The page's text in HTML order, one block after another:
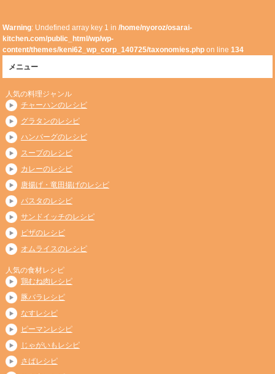
Warning: Undefined array key 1 in/home/nyoroz/osarai-
kitchen.com/public_html/wp/wp-
content/themes/keni62_wp_corp_140725/taxonomies.php on line134
メニュー
人気の料理ジャンル
チャーハンのレシピ
グラタンのレシピ
ハンバーグのレシピ
スープのレシピ
カレーのレシピ
唐揚げ・竜田揚げのレシピ
パスタのレシピ
サンドイッチのレシピ
ピザのレシピ
オムライスのレシピ
人気の食材レシピ
鶏むね肉レシピ
豚バラレシピ
なすレシピ
ピーマンレシピ
じゃがいもレシピ
さばレシピ